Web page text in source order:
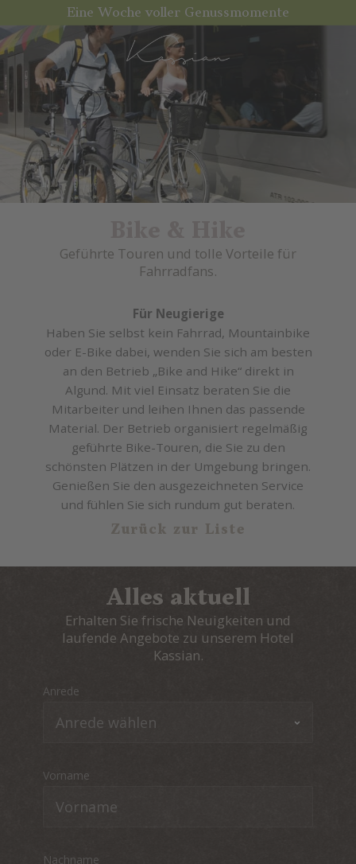
Eine Woche voller Genussmomente
Geführte Touren und tolle Vorteile für
Fahrradfans.
Für Neugierige
Haben Sie selbst kein Fahrrad, Mountainbike
oder E-Bike dabei, wenden Sie sich am besten
an den Betrieb „Bike and Hike“ direkt in
Algund. Mit viel Einsatz beraten Sie die
Mitarbeiter und leihen Ihnen das passende
Material. Der Betrieb organisiert regelmäßig
geführte Bike-Touren, die Sie zu den
schönsten Plätzen in der Umgebung bringen.
Genießen Sie den ausgezeichneten Service
und fühlen Sie sich rundum gut beraten.
Zurück zur Liste
Alles aktuell
Erhalten Sie frische Neuigkeiten und
laufende Angebote zu unserem Hotel
Kassian.
Anrede
Vorname
Nachname